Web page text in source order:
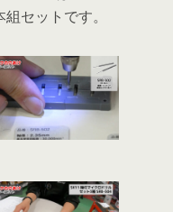
セットです。